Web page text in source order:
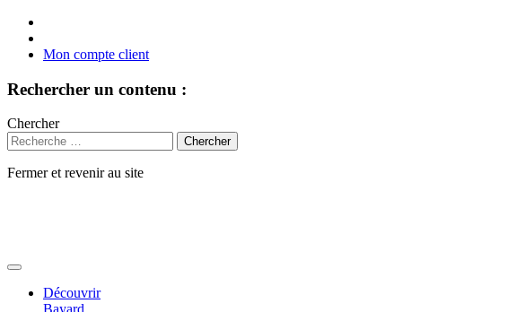
Mon compte client
Rechercher un contenu :
Chercher
Fermer et revenir au site
Découvrir